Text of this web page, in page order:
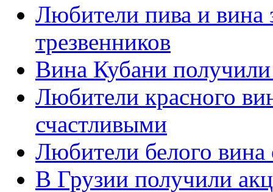
Любители пива и вина
трезвенников
Вина Кубани
Любители красного
счастливыми
Любители белого
В Грузии получили